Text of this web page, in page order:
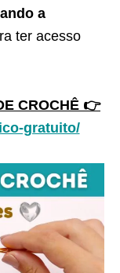
a
ter acesso
CROCHÊ 👉
gratuito/